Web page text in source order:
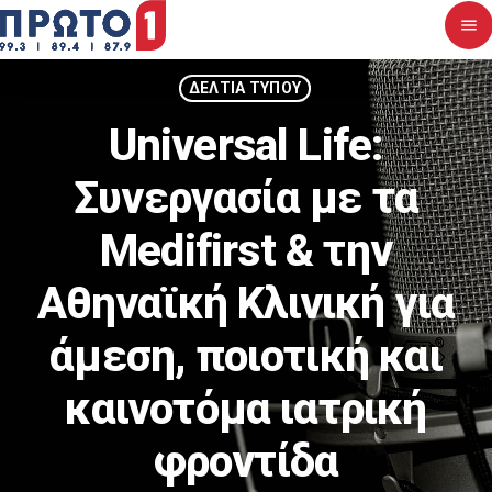
menu
close
Σχετικά με εμάς
Διαγωνισμοί
Επικοινωνία
ΔΕΛΤΙΑ ΤΥΠΟΥ
Universal Life:
Συνεργασία με τα
Medifirst & την
Αθηναϊκή Κλινική για
άμεση, ποιοτική και
καινοτόμα ιατρική
φροντίδα